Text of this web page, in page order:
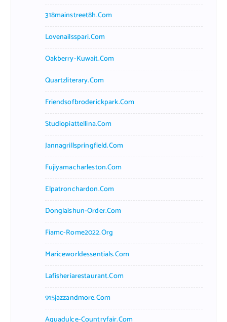
318mainstreet8h.com
Lovenailsspari.com
Oakberry-Kuwait.com
Quartzliterary.com
Friendsofbroderickpark.com
Studiopiattellina.com
Jannagrillspringfield.com
Fujiyamacharleston.com
Elpatronchardon.com
Donglaishun-Order.com
Fiamc-Rome2022.org
Mariceworldessentials.com
Lafisheriarestaurant.com
915jazzandmore.com
Aguadulce-Countryfair.com